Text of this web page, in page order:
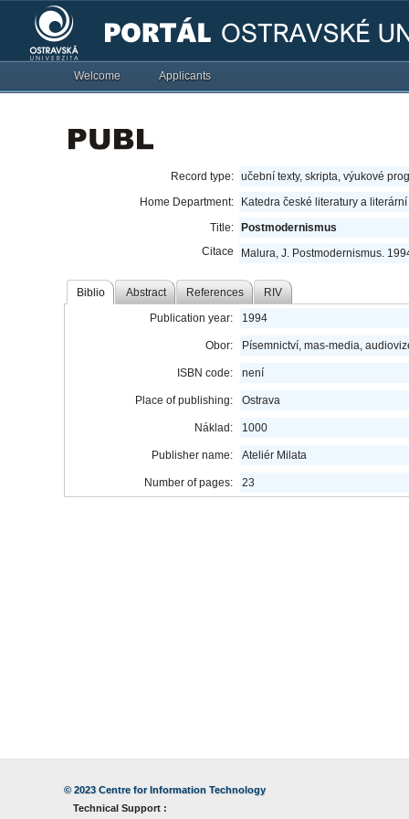
Welcome Applicants
Record type: učební texty, skripta, výukové
Home Department:
Katedra české literatury a
Title:
Postmodernismus
Citace
Malura, J. Postmodernismus.
Biblio Abstract References RIV
Publication year: 1994
Obor: Písemnictví, mas-media,
ISBN code: není
Place of publishing: Ostrava
Náklad: 1000
Publisher name: Ateliér Milata
Number of pages: 23
© 2023 Centre for Information Technology
Technical Support :